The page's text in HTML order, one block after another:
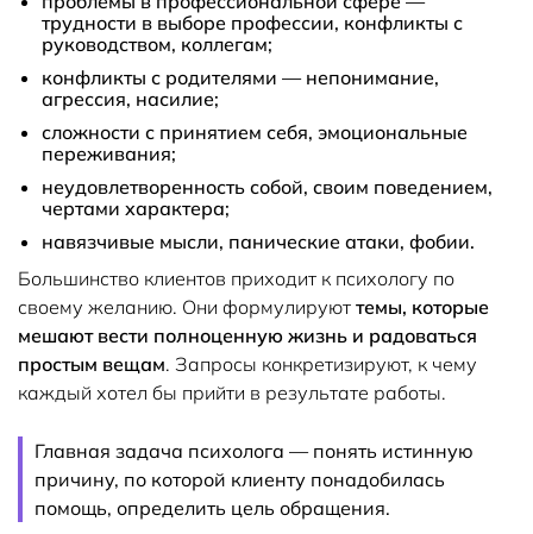
трудности в выборе профессии, конфликты с
руководством, коллегам;
конфликты с родителями — непонимание,
агрессия, насилие;
сложности с принятием себя, эмоциональные
переживания;
неудовлетворенность собой, своим поведением,
чертами характера;
навязчивые мысли, панические атаки, фобии.
Большинство клиентов приходит к психологу по
своему желанию. Они формулируют темы, которые
мешают вести полноценную жизнь и радоваться
простым вещам. Запросы конкретизируют, к чему
каждый хотел бы прийти в результате работы.
Главная задача психолога — понять истинную
причину, по которой клиенту понадобилась
помощь, определить цель обращения.